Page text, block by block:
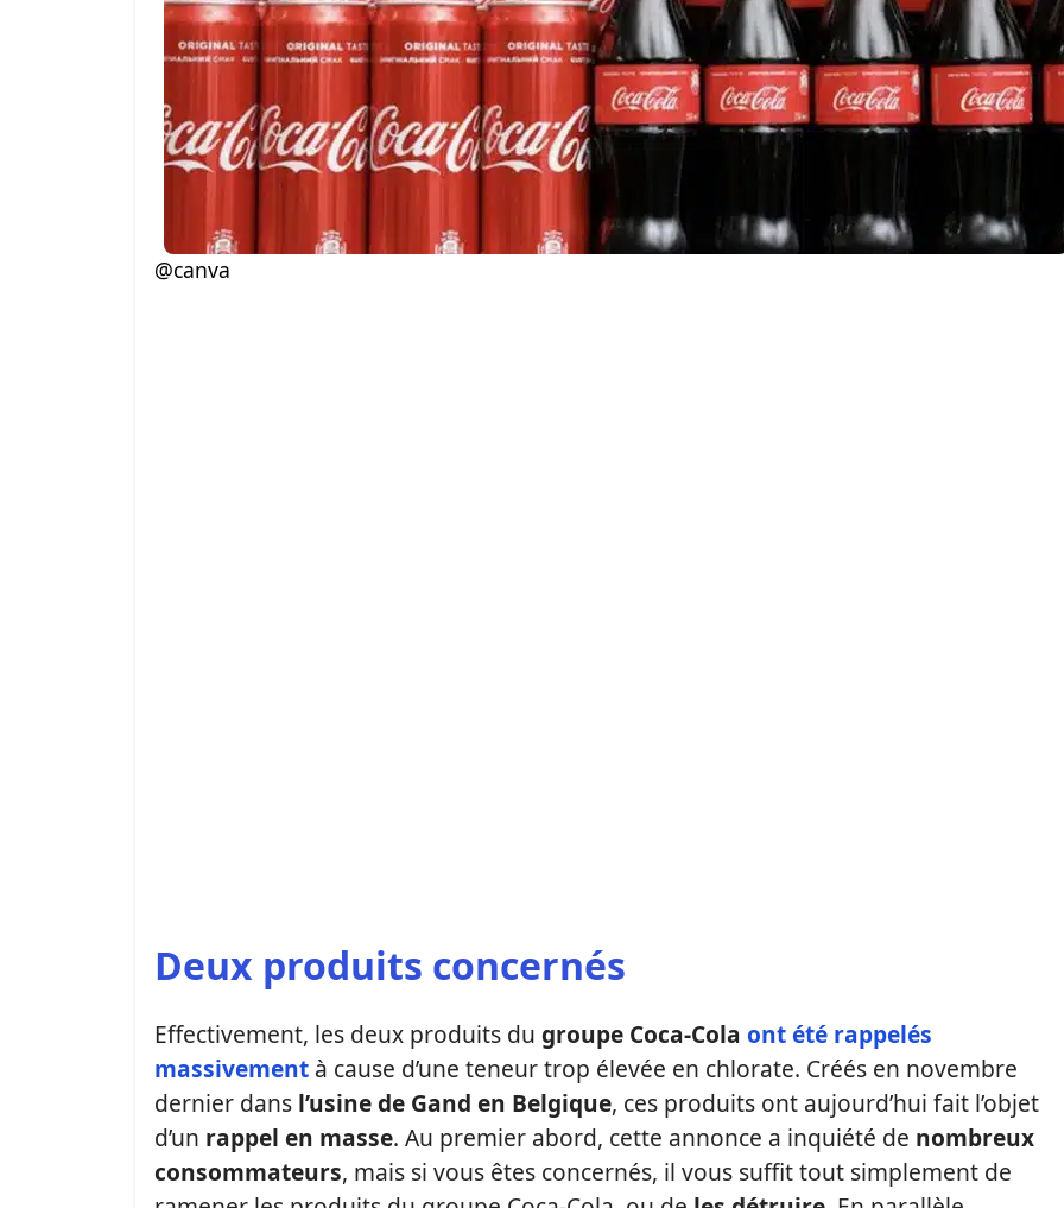
@canva
Deux produits concernés
Effectivement, les deux produits du groupe Coca-Cola ont été rappelés
massivement à cause d’une teneur trop élevée en chlorate. Créés en novembre
dernier dans l’usine de Gand en Belgique, ces produits ont aujourd’hui fait l’objet
d’un rappel en masse. Au premier abord, cette annonce a inquiété de nombreux
consommateurs, mais si vous êtes concernés, il vous suffit tout simplement de